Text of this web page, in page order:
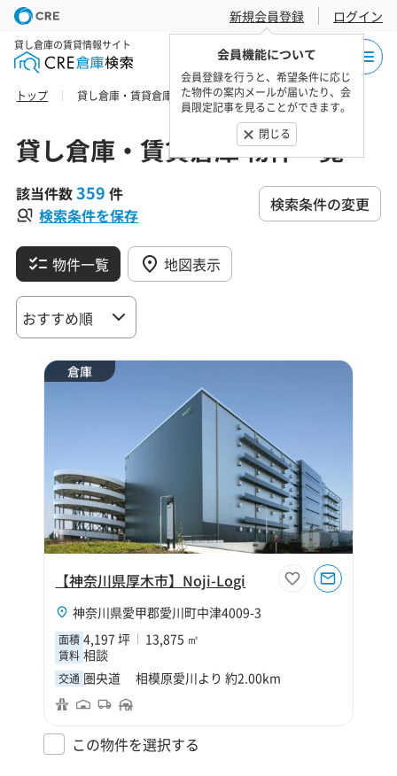
新規会員登録
会員機能について
会員登録を行うと、希望条件に応じ
た物件の案内メールが届いたり、会
員限定記事を見ることができます。
閉じる
ログイン
貸し倉庫の賃貸情報サイト
トップ 貸し倉庫・賃貸倉庫 物件一覧
貸し倉庫・賃貸倉庫 物件一覧
該当件数359 件
検索条件を保存
検索条件の変更
物件一覧 地図表示
倉庫
【神奈川県厚木市】Noji-Logi
神奈川県愛甲郡愛川町中津4009-3
面積 4,197 坪 13,875 ㎡
賃料 相談
交通 圏央道 相模原愛川より 約2.00km
この物件を選択する